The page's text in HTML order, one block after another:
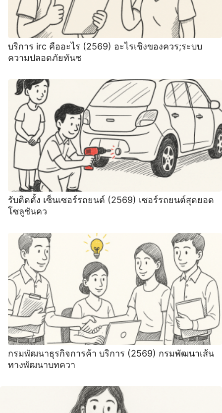
บริการ irc คืออะไร (2569) อะไรเชิงของควร;ระบบ
ความปลอดภัยทันช
รับติดตั้ง เซ็นเซอร์รถยนต์ (2569) เซอร์รถยนต์สุดยอด
โซลูชันคว
กรมพัฒนาธุรกิจการค้า บริการ (2569) กรมพัฒนาเส้น
ทางพัฒนาบทควา